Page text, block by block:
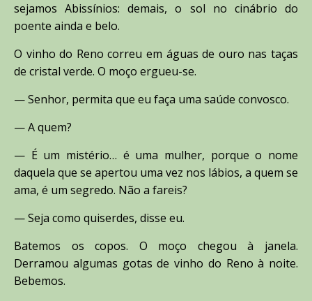
sejamos Abissínios: demais, o sol no cinábrio do
poente ainda e belo.
O vinho do Reno correu em águas de ouro nas taças
de cristal verde. O moço ergueu-se.
— Senhor, permita que eu faça uma saúde convosco.
— A quem?
— É um mistério… é uma mulher, porque o nome
daquela que se apertou uma vez nos lábios, a quem se
ama, é um segredo. Não a fareis?
— Seja como quiserdes, disse eu.
Batemos os copos. O moço chegou à janela.
Derramou algumas gotas de vinho do Reno à noite.
Bebemos.